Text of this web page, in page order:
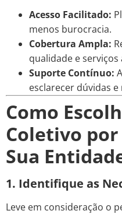
Acesso Facilitado:
menos burocracia.
Cobertura Ampla:
qualidade e serviços
Suporte Contínuo:
esclarecer dúvidas
Como
Coletivo
Sua
1. Identifique as
Leve em consideração o